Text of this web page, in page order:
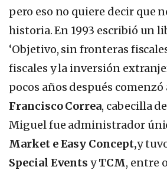
pero eso no quiere decir que
historia. En 1993 escribió un
‘Objetivo, sin fronteras
fiscales y la inversión
pocos años después
Francisco Correa, cabecilla
Miguel fue administrador
Market eEasy Concept,y
Special Events yTCM, entre